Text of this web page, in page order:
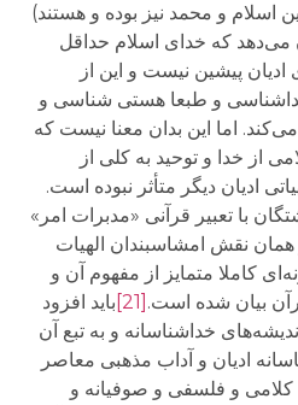
اسلام و محمد نیز بوده و هستند)
می‌دهد که خدای اسلام حداقل
ادیان پیشین نیست و این از
و طبعا هستی شناسی و
اما این بدان معنا نیست که
از خدا و توحید به کلی از
ادیان دیگر متأثر نبوده است.
با تعبیر قرآنی «مدبرات امر»
تکرار همان نقش امشاسبندان الهیات
کاملا متمایز از مفهوم آن و
قرآن بیان شده است. [21]
باید افزود
خداشناسانه و به تبع آن
ادیان و آداب مذهبی معاصر
و فلسفی و صوفیانه و